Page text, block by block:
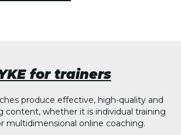
for trainers
produce effective, high-quality and
content, whether it is individual training
multidimensional online coaching.